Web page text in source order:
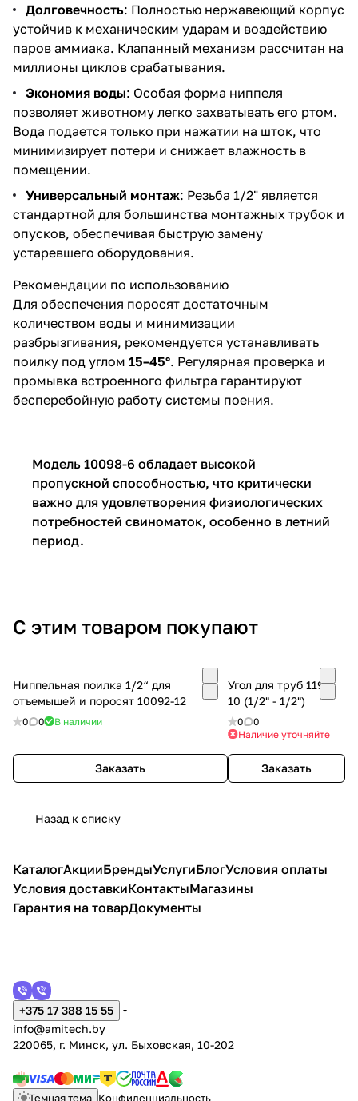
Долговечность: Полностью нержавеющий корпус
устойчив к механическим ударам и воздействию
паров аммиака. Клапанный механизм рассчитан на
миллионы циклов срабатывания.
Экономия воды: Особая форма ниппеля
позволяет животному легко захватывать его ртом.
Вода подается только при нажатии на шток, что
минимизирует потери и снижает влажность в
помещении.
Универсальный монтаж: Резьба 1/2" является
стандартной для большинства монтажных трубок и
опусков, обеспечивая быструю замену
устаревшего оборудования.
Рекомендации по использованию
Для обеспечения поросят достаточным
количеством воды и минимизации
разбрызгивания, рекомендуется устанавливать
поилку под углом 15–45°. Регулярная проверка и
промывка встроенного фильтра гарантируют
бесперебойную работу системы поения.
Модель 10098-6 обладает высокой
пропускной способностью, что критически
важно для удовлетворения физиологических
потребностей свиноматок, особенно в летний
период.
С этим товаром покупают
Ниппельная поилка 1/2“ для
отъемышей и поросят 10092-12
0 0 В наличии
Заказать
Угол для труб 1196-
10 (1/2" - 1/2")
0
0
Наличие уточняйте
Заказать
Назад к списку
КаталогАкцииБрендыУслугиБлогУсловия оплаты
Условия доставкиКонтактыМагазины
Гарантия на товарДокументы
+375 17 388 15 55
info@amitech.by
220065, г. Минск, ул. Быховская, 10-202
Темная тема Конфиденциальность